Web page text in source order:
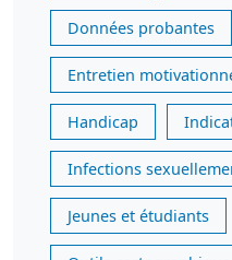
Données probantes
Entretien
Handicap
Infections
Jeunes et étudiants